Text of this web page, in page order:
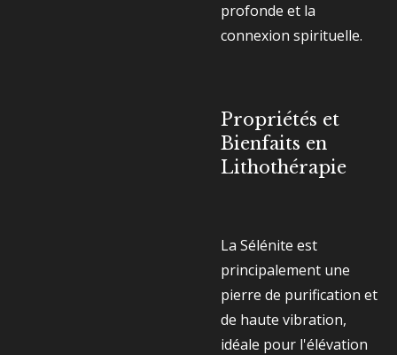
profonde et la
connexion spirituelle.
Propriétés et
Bienfaits en
Lithothérapie
La Sélénite est
principalement une
pierre de purification et
de haute vibration,
idéale pour l'élévation